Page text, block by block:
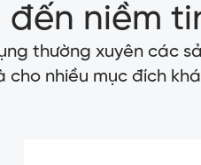
đến niềm
thường xuyên các
cho nhiều mục đích